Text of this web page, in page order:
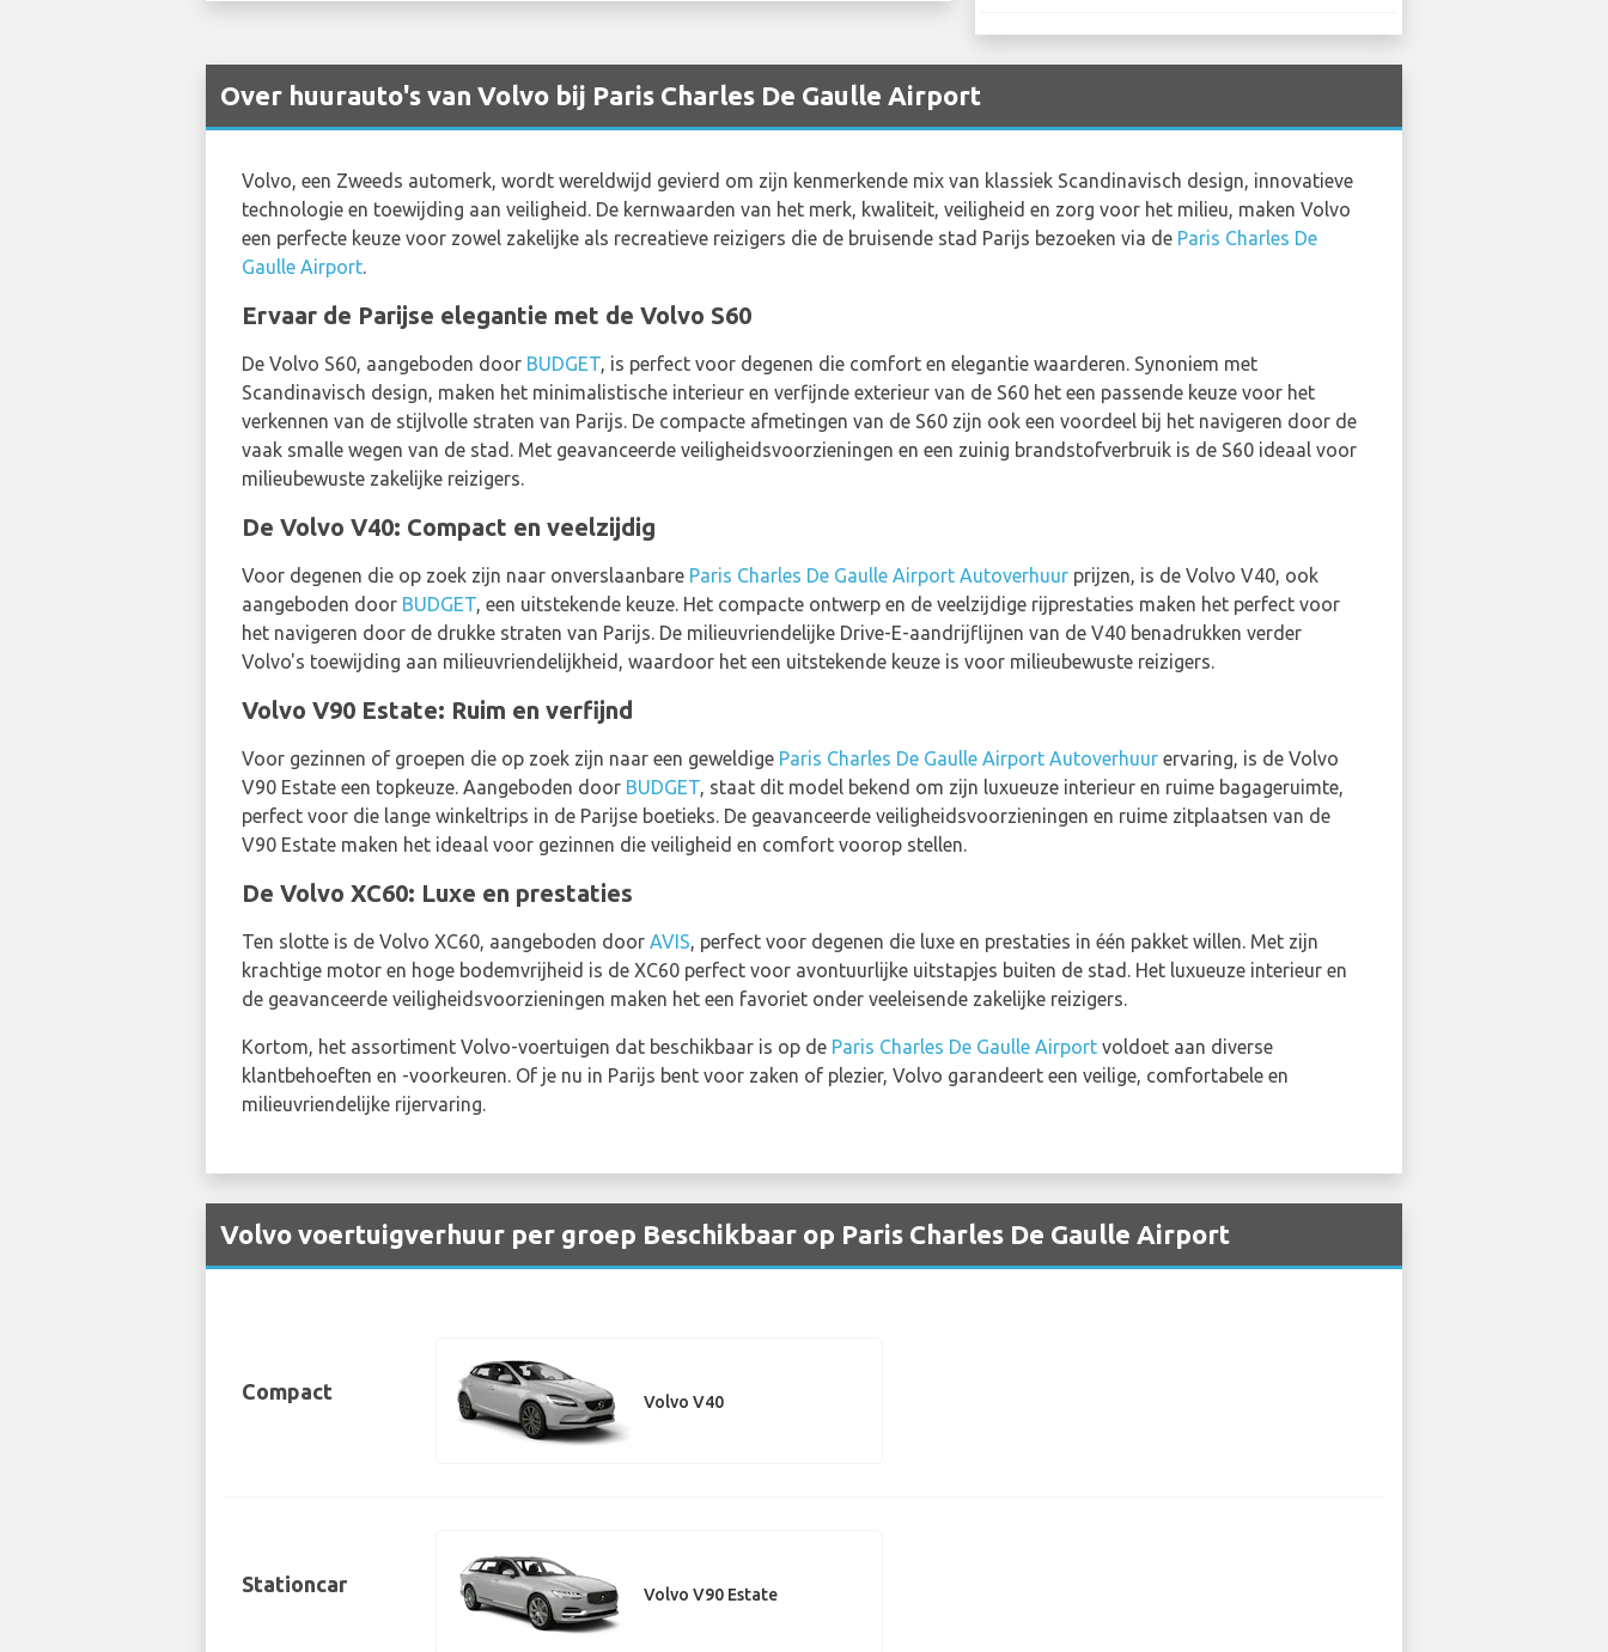
Over huurauto's van Volvo bij Paris Charles De Gaulle Airport
Volvo, een Zweeds automerk, wordt wereldwijd gevierd om zijn kenmerkende mix van klassiek Scandinavisch design, innovatieve
technologie en toewijding aan veiligheid. De kernwaarden van het merk, kwaliteit, veiligheid en zorg voor het milieu, maken Volvo
een perfecte keuze voor zowel zakelijke als recreatieve reizigers die de bruisende stad Parijs bezoeken via de Paris Charles De
Gaulle Airport.
Ervaar de Parijse elegantie met de Volvo S60
De Volvo S60, aangeboden door BUDGET, is perfect voor degenen die comfort en elegantie waarderen. Synoniem met
Scandinavisch design, maken het minimalistische interieur en verfijnde exterieur van de S60 het een passende keuze voor het
verkennen van de stijlvolle straten van Parijs. De compacte afmetingen van de S60 zijn ook een voordeel bij het navigeren door de
vaak smalle wegen van de stad. Met geavanceerde veiligheidsvoorzieningen en een zuinig brandstofverbruik is de S60 ideaal voor
milieubewuste zakelijke reizigers.
De Volvo V40: Compact en veelzijdig
Voor degenen die op zoek zijn naar onverslaanbare Paris Charles De Gaulle Airport Autoverhuur prijzen, is de Volvo V40, ook
aangeboden door BUDGET, een uitstekende keuze. Het compacte ontwerp en de veelzijdige rijprestaties maken het perfect voor
het navigeren door de drukke straten van Parijs. De milieuvriendelijke Drive-E-aandrijflijnen van de V40 benadrukken verder
Volvo's toewijding aan milieuvriendelijkheid, waardoor het een uitstekende keuze is voor milieubewuste reizigers.
Volvo V90 Estate: Ruim en verfijnd
Voor gezinnen of groepen die op zoek zijn naar een geweldige Paris Charles De Gaulle Airport Autoverhuur ervaring, is de Volvo
V90 Estate een topkeuze. Aangeboden door BUDGET, staat dit model bekend om zijn luxueuze interieur en ruime bagageruimte,
perfect voor die lange winkeltrips in de Parijse boetieks. De geavanceerde veiligheidsvoorzieningen en ruime zitplaatsen van de
V90 Estate maken het ideaal voor gezinnen die veiligheid en comfort voorop stellen.
De Volvo XC60: Luxe en prestaties
Ten slotte is de Volvo XC60, aangeboden door AVIS, perfect voor degenen die luxe en prestaties in één pakket willen. Met zijn
krachtige motor en hoge bodemvrijheid is de XC60 perfect voor avontuurlijke uitstapjes buiten de stad. Het luxueuze interieur en
de geavanceerde veiligheidsvoorzieningen maken het een favoriet onder veeleisende zakelijke reizigers.
Kortom, het assortiment Volvo-voertuigen dat beschikbaar is op de Paris Charles De Gaulle Airport voldoet aan diverse
klantbehoeften en -voorkeuren. Of je nu in Parijs bent voor zaken of plezier, Volvo garandeert een veilige, comfortabele en
milieuvriendelijke rijervaring.
Volvo voertuigverhuur per groep Beschikbaar op Paris Charles De Gaulle Airport
Compact Volvo V40
Stationcar Volvo V90 Estate